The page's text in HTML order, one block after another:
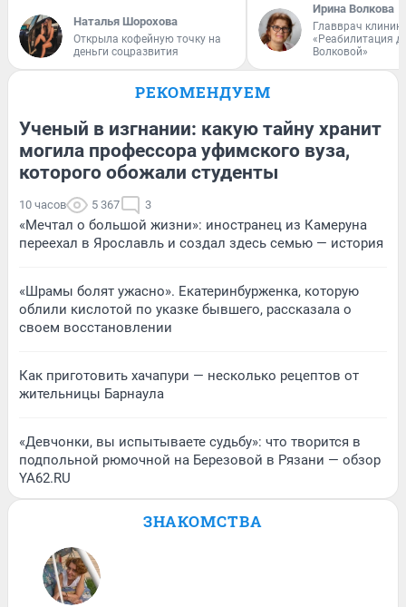
Наталья Шорохова
Открыла кофейную точку на
деньги соцразвития
Ирина Волкова
Главврач
«Реабилитация
Волковой»
РЕКОМЕНДУЕМ
Ученый в изгнании: какую тайну хранит
могила профессора уфимского вуза,
которого обожали студенты
10 часов 5 367 3
«Мечтал о большой жизни»: иностранец из Камеруна
переехал в Ярославль и создал здесь семью — история
«Шрамы болят ужасно». Екатеринбурженка, которую
облили кислотой по указке бывшего, рассказала о
своем восстановлении
Как приготовить хачапури — несколько рецептов от
жительницы Барнаула
«Девчонки, вы испытываете судьбу»: что творится в
подпольной рюмочной на Березовой в Рязани — обзор
YA62.RU
ЗНАКОМСТВА